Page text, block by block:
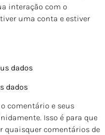
interação com o
uma conta e estiver
dados
dados
comentário e seus
Isso é para que
quaisquer comentários de